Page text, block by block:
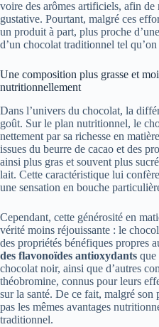
voire des arômes artificiels, afin de
gustative. Pourtant, malgré ces
un produit à part, plus proche
d’un chocolat traditionnel tel
Une composition plus grasse et
nutritionnellement
Dans l’univers du chocolat, la
goût. Sur le plan nutritionnel, le
nettement par sa richesse en
issues du beurre de cacao et des
ainsi plus gras et souvent plus
lait. Cette caractéristique lui
une sensation en bouche
Cependant, cette générosité en
vérité moins réjouissante : le
des propriétés bénéfiques propres
des flavonoïdes antioxydants que
chocolat noir, ainsi que d’autres
théobromine, connus pour leurs
sur la santé. De ce fait, malgré
pas les mêmes avantages
traditionnel.